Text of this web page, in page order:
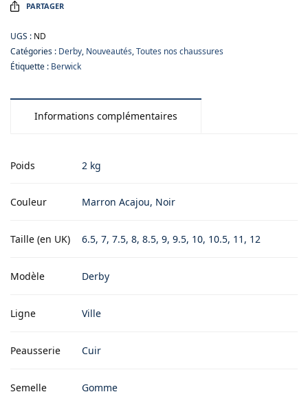
PARTAGER
UGS : ND
Catégories : Derby, Nouveautés,Toutes nos chaussures
Étiquette : Berwick
Informations complémentaires
Poids 2 kg
Couleur Marron Acajou, Noir
Taille (en UK) 6.5, 7, 7.5, 8, 8.5, 9, 9.5, 10, 10.5, 11, 12
Modèle Derby
Ligne Ville
Peausserie Cuir
Semelle Gomme